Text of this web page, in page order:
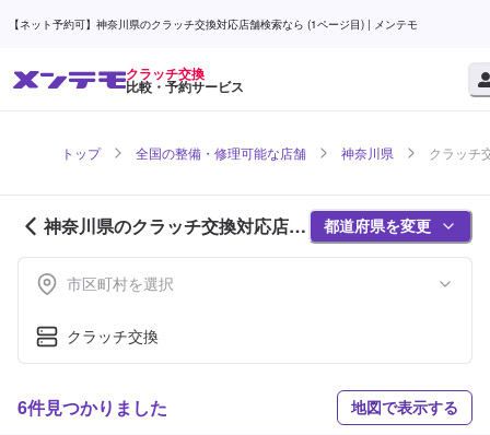
【ネット予約可】神奈川県のクラッチ交換対応店舗検索なら (1ページ目) | メンテモ
クラッチ交換
比較・予約サービス
トップ 全国の整備・修理可能な店舗 神奈川県 クラッチ
神奈川県のクラッチ交換対応店舗
紹介 (1ページ目)
都道府県を変更
市区町村を選択
クラッチ交換
6件見つかりました 地図で表示する